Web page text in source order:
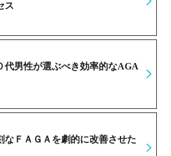
ス
代男性が選ぶべき効率的なAGA
なＦＡＧＡを劇的に改善させた